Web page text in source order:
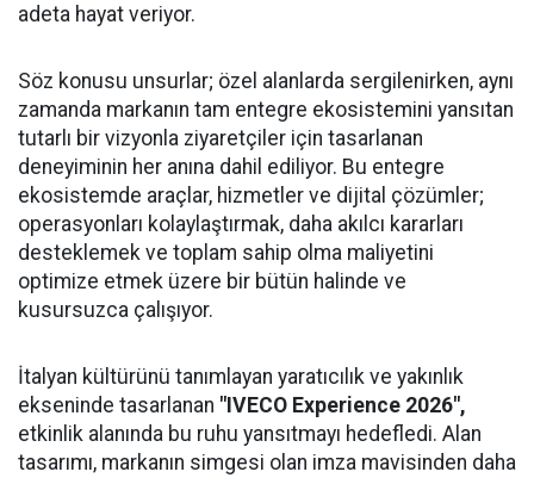
adeta hayat veriyor.
Söz konusu unsurlar; özel alanlarda sergilenirken, aynı
zamanda markanın tam entegre ekosistemini yansıtan
tutarlı bir vizyonla ziyaretçiler için tasarlanan
deneyiminin her anına dahil ediliyor. Bu entegre
ekosistemde araçlar, hizmetler ve dijital çözümler;
operasyonları kolaylaştırmak, daha akılcı kararları
desteklemek ve toplam sahip olma maliyetini
optimize etmek üzere bir bütün halinde ve
kusursuzca çalışıyor.
İtalyan kültürünü tanımlayan yaratıcılık ve yakınlık
ekseninde tasarlanan "IVECO Experience 2026",
etkinlik alanında bu ruhu yansıtmayı hedefledi. Alan
tasarımı, markanın simgesi olan imza mavisinden daha